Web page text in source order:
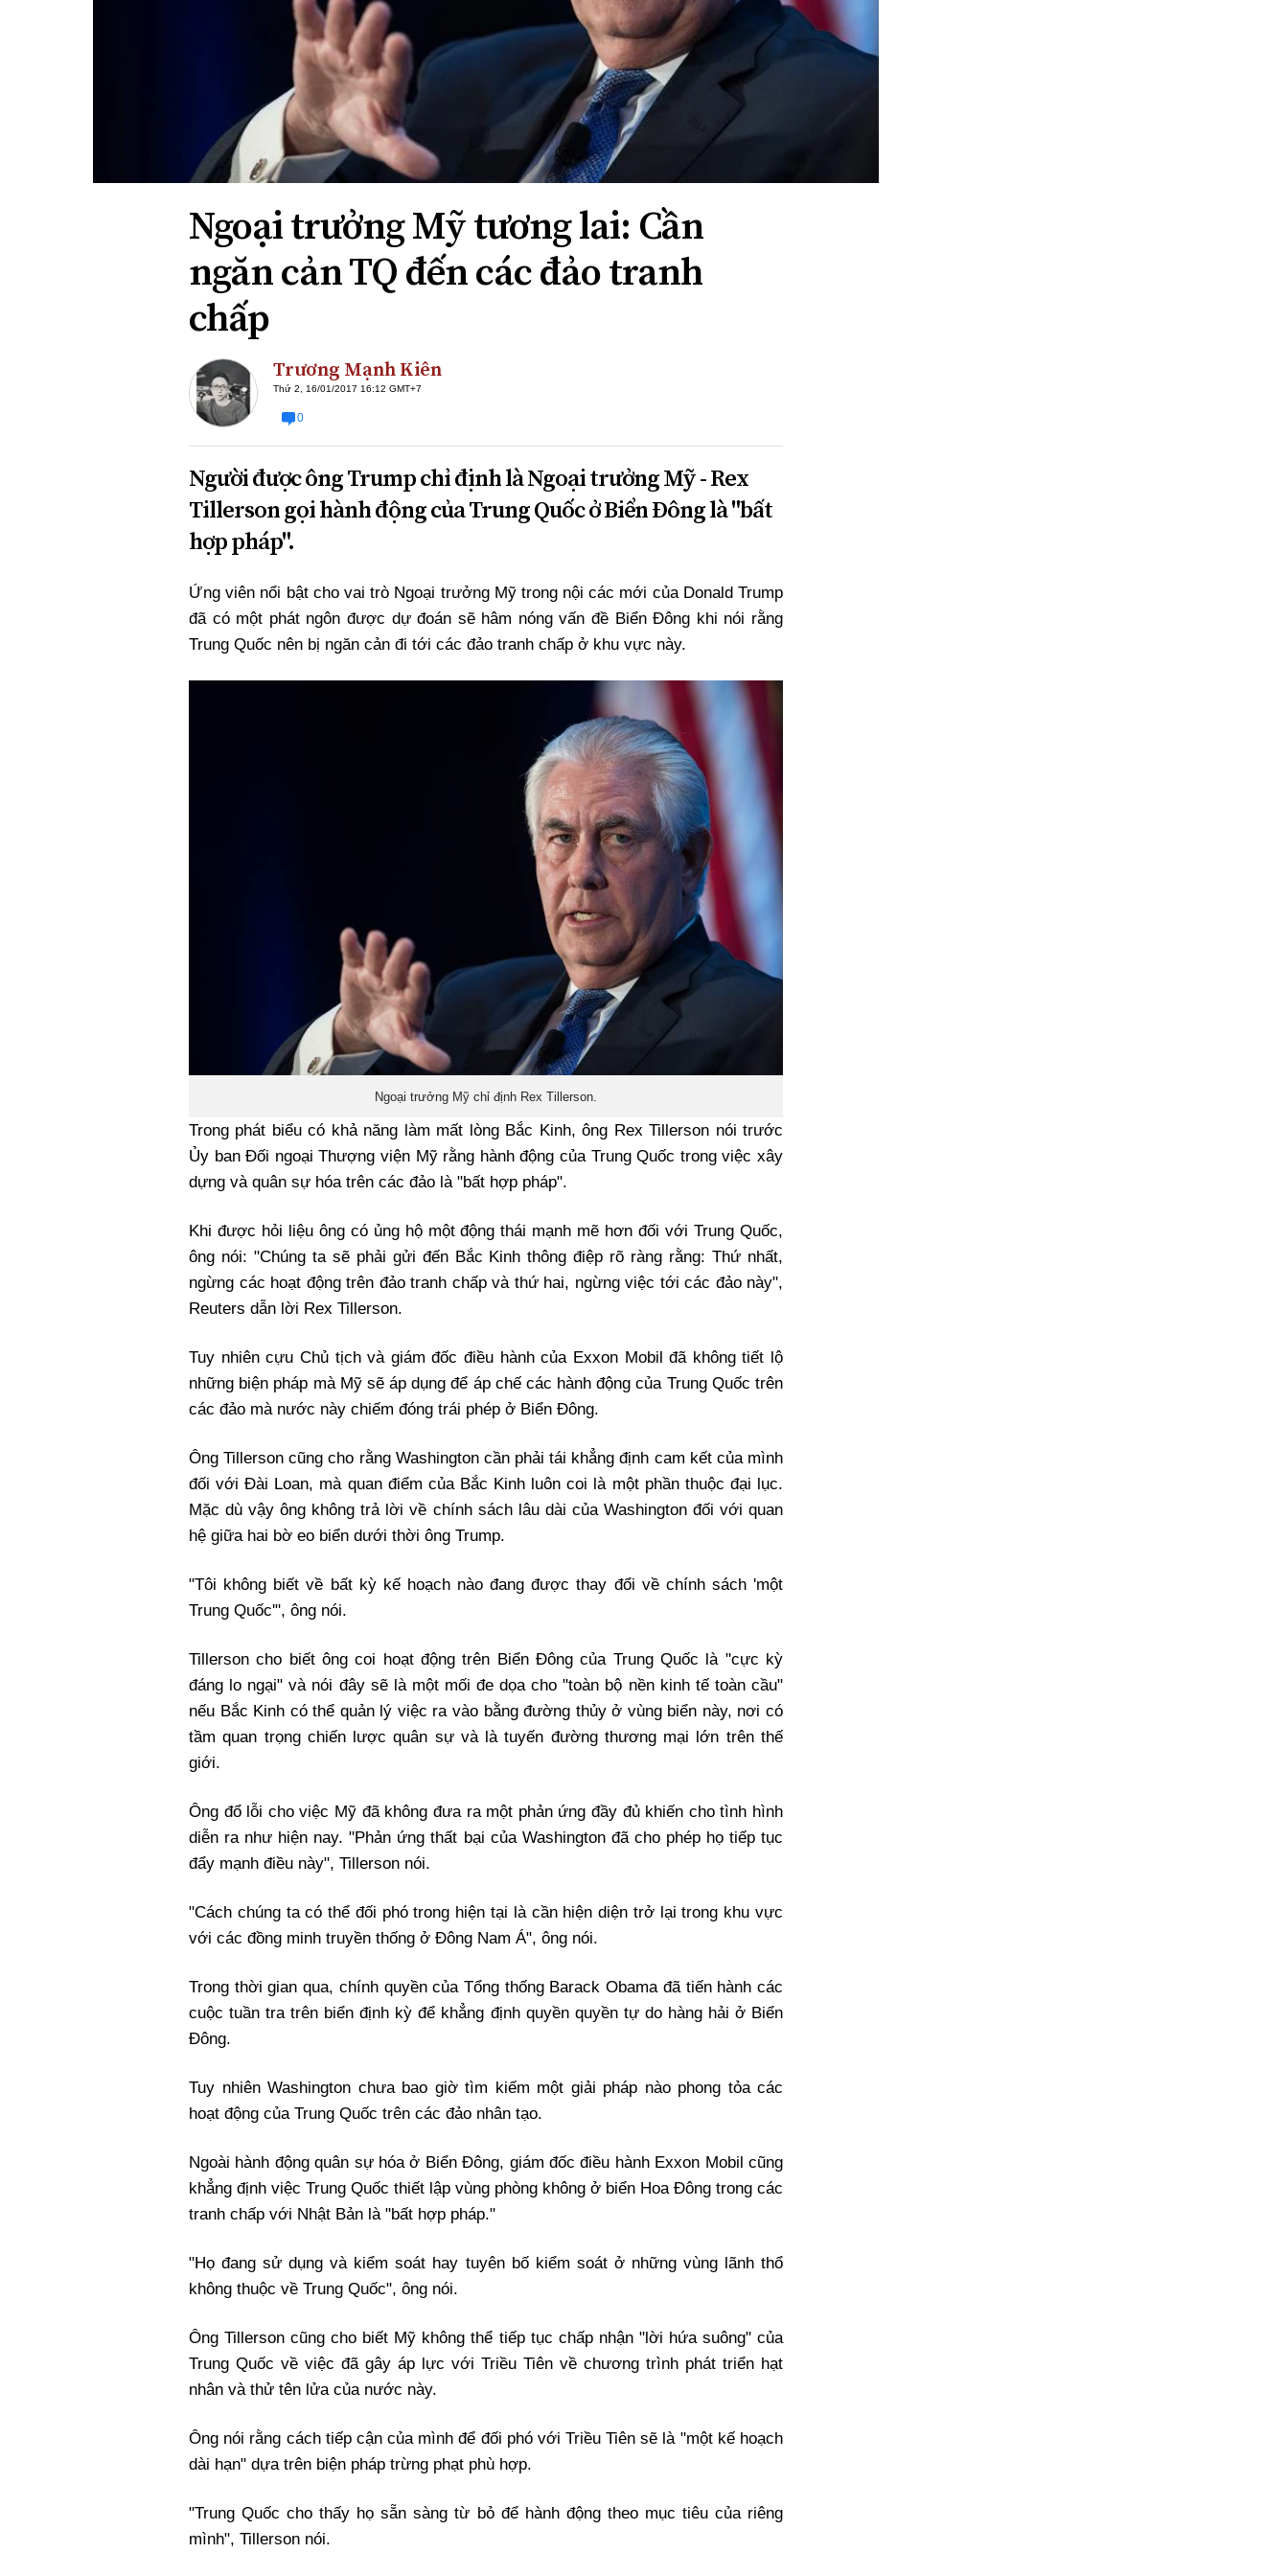
Ngoại trưởng Mỹ tương lai: Cần
ngăn cản TQ đến các đảo tranh
chấp
Trương Mạnh Kiên
Thứ 2, 16/01/2017 16:12 GMT+7
0
Người được ông Trump chỉ định là Ngoại trưởng Mỹ - Rex
Tillerson gọi hành động của Trung Quốc ở Biển Đông là "bất
hợp pháp".
Ứng viên nổi bật cho vai trò Ngoại trưởng Mỹ trong nội các mới của Donald Trump
đã có một phát ngôn được dự đoán sẽ hâm nóng vấn đề Biển Đông khi nói rằng
Trung Quốc nên bị ngăn cản đi tới các đảo tranh chấp ở khu vực này.
Ngoại trưởng Mỹ chỉ định Rex Tillerson.
Trong phát biểu có khả năng làm mất lòng Bắc Kinh, ông Rex Tillerson nói trước
Ủy ban Đối ngoại Thượng viện Mỹ rằng hành động của Trung Quốc trong việc xây
dựng và quân sự hóa trên các đảo là "bất hợp pháp".
Khi được hỏi liệu ông có ủng hộ một động thái mạnh mẽ hơn đối với Trung Quốc,
ông nói: "Chúng ta sẽ phải gửi đến Bắc Kinh thông điệp rõ ràng rằng: Thứ nhất,
ngừng các hoạt động trên đảo tranh chấp và thứ hai, ngừng việc tới các đảo này",
Reuters dẫn lời Rex Tillerson.
Tuy nhiên cựu Chủ tịch và giám đốc điều hành của Exxon Mobil đã không tiết lộ
những biện pháp mà Mỹ sẽ áp dụng để áp chế các hành động của Trung Quốc trên
các đảo mà nước này chiếm đóng trái phép ở Biển Đông.
Ông Tillerson cũng cho rằng Washington cần phải tái khẳng định cam kết của mình
đối với Đài Loan, mà quan điểm của Bắc Kinh luôn coi là một phần thuộc đại lục.
Mặc dù vậy ông không trả lời về chính sách lâu dài của Washington đối với quan
hệ giữa hai bờ eo biển dưới thời ông Trump.
"Tôi không biết về bất kỳ kế hoạch nào đang được thay đổi về chính sách 'một
Trung Quốc'", ông nói.
Tillerson cho biết ông coi hoạt động trên Biển Đông của Trung Quốc là "cực kỳ
đáng lo ngại" và nói đây sẽ là một mối đe dọa cho "toàn bộ nền kinh tế toàn cầu"
nếu Bắc Kinh có thể quản lý việc ra vào bằng đường thủy ở vùng biển này, nơi có
tầm quan trọng chiến lược quân sự và là tuyến đường thương mại lớn trên thế
giới.
Ông đổ lỗi cho việc Mỹ đã không đưa ra một phản ứng đầy đủ khiến cho tình hình
diễn ra như hiện nay. "Phản ứng thất bại của Washington đã cho phép họ tiếp tục
đẩy mạnh điều này", Tillerson nói.
"Cách chúng ta có thể đối phó trong hiện tại là cần hiện diện trở lại trong khu vực
với các đồng minh truyền thống ở Đông Nam Á", ông nói.
Trong thời gian qua, chính quyền của Tổng thống Barack Obama đã tiến hành các
cuộc tuần tra trên biển định kỳ để khẳng định quyền quyền tự do hàng hải ở Biển
Đông.
Tuy nhiên Washington chưa bao giờ tìm kiếm một giải pháp nào phong tỏa các
hoạt động của Trung Quốc trên các đảo nhân tạo.
Ngoài hành động quân sự hóa ở Biển Đông, giám đốc điều hành Exxon Mobil cũng
khẳng định việc Trung Quốc thiết lập vùng phòng không ở biển Hoa Đông trong các
tranh chấp với Nhật Bản là "bất hợp pháp."
"Họ đang sử dụng và kiểm soát hay tuyên bố kiểm soát ở những vùng lãnh thổ
không thuộc về Trung Quốc", ông nói.
Ông Tillerson cũng cho biết Mỹ không thể tiếp tục chấp nhận "lời hứa suông" của
Trung Quốc về việc đã gây áp lực với Triều Tiên về chương trình phát triển hạt
nhân và thử tên lửa của nước này.
Ông nói rằng cách tiếp cận của mình để đối phó với Triều Tiên sẽ là "một kế hoạch
dài hạn" dựa trên biện pháp trừng phạt phù hợp.
"Trung Quốc cho thấy họ sẵn sàng từ bỏ để hành động theo mục tiêu của riêng
mình", Tillerson nói.